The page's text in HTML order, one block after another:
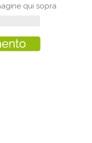
qui sopra